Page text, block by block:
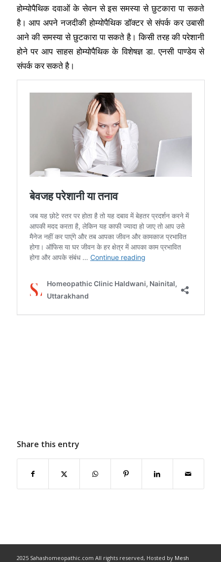
होम्योपैथिक दवाओं के सेवन से इस समस्या से छुटकारा पा सकते
है। आप अपने नजदीकी होम्योपैथिक डॉक्टर से संपर्क कर उबासी
आने की समस्या से छुटकारा पा सकते है। किसी तरह की परेशानी
होने पर आप साहस होम्योपैथिक के विशेषज्ञ डा. एनसी पाण्डेय से
संपर्क कर सकते है।
Share this entry
2025 Sahashomeopathic.com All rights reserved, Hosted by Mesh